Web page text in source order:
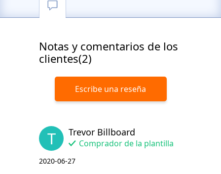
Notas y comentarios de los
clientes(2)
Escribe una reseña
T Trevor Billboard
Comprador de la plantilla
2020-06-27